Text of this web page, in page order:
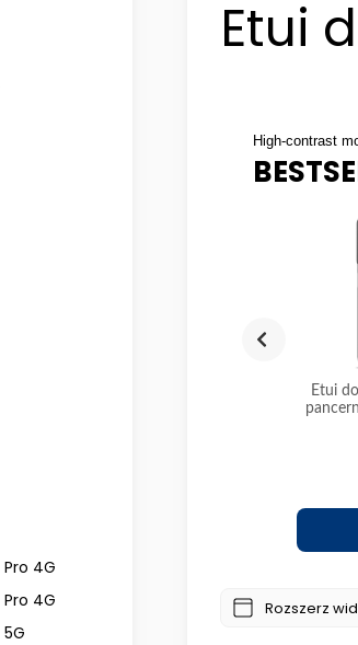
4G
4G
Etui
High-contrast
Etui
Rozszerz